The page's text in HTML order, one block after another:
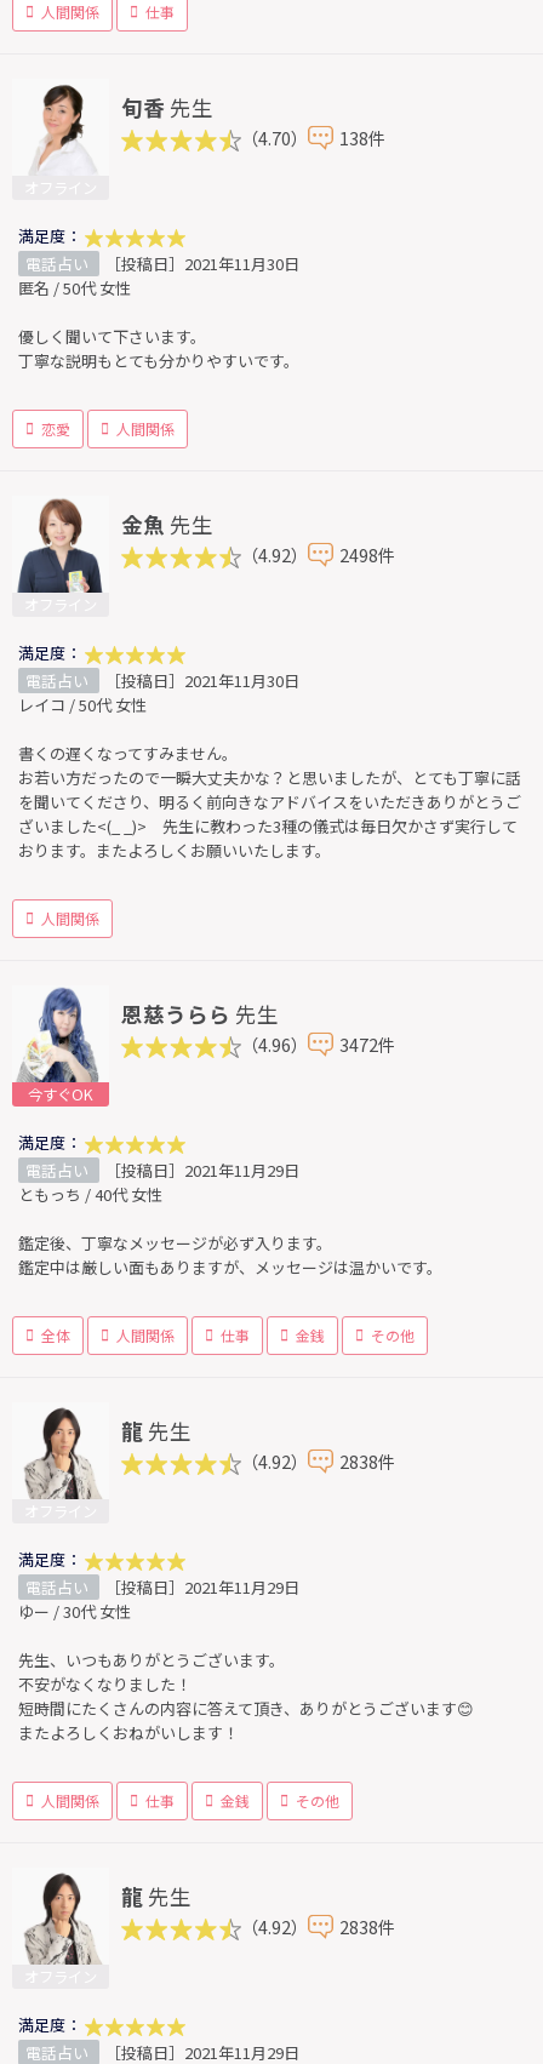
人間関係 仕事
旬香 先生
（4.70） 138件
満足度：
電話占い
［投稿日］2021年11月30日
匿名 / 50代 女性
優しく聞いて下さいます。
丁寧な説明もとても分かりやすいです。
恋愛 人間関係
金魚 先生
（4.92） 2498件
満足度：
電話占い
［投稿日］2021年11月30日
レイコ / 50代 女性
書くの遅くなってすみません。
お若い方だったので一瞬大丈夫かな？と思いましたが、とても丁寧に話
を聞いてくださり、明るく前向きなアドバイスをいただきありがとうご
ざいました<(_ _)> 先生に教わった3種の儀式は毎日欠かさず実行して
おります。またよろしくお願いいたします。
人間関係
今すぐOK
恩慈うらら 先生
（4.96） 3472件
満足度：
電話占い
［投稿日］2021年11月29日
ともっち / 40代 女性
鑑定後、丁寧なメッセージが必ず入ります。
鑑定中は厳しい面もありますが、メッセージは温かいです。
全体 人間関係 仕事 金銭 その他
龍 先生
（4.92） 2838件
満足度：
電話占い
［投稿日］2021年11月29日
ゆー / 30代 女性
先生、いつもありがとうございます。
不安がなくなりました！
短時間にたくさんの内容に答えて頂き、ありがとうございます😊
またよろしくおねがいします！
人間関係 仕事 金銭 その他
龍 先生
（4.92） 2838件
満足度：
電話占い
［投稿日］2021年11月29日